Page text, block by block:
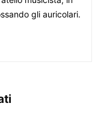
gli auricolari.